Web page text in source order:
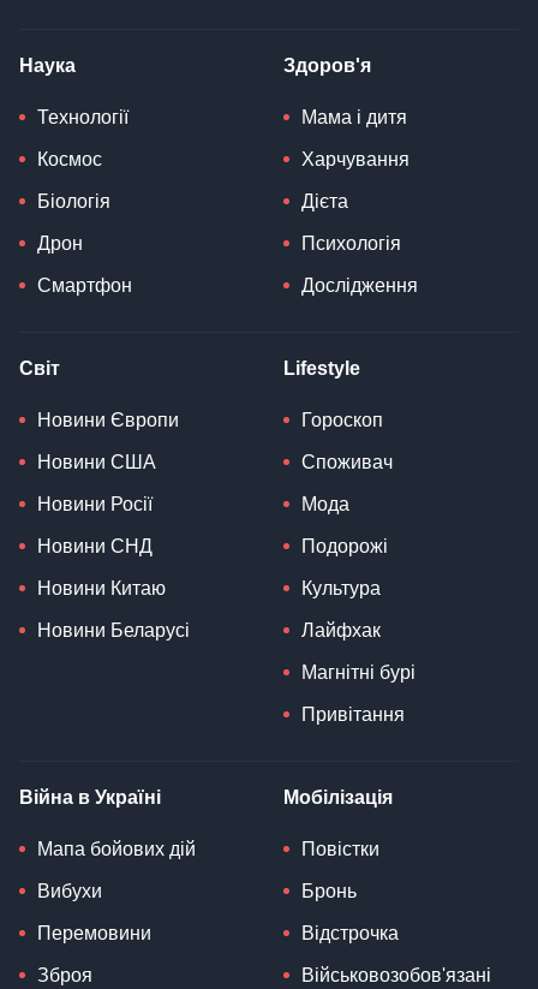
Наука
Технології
Космос
Біологія
Дрон
Смартфон
Здоров'я
Мама і дитя
Харчування
Дієта
Психологія
Дослідження
Світ
Новини Європи
Новини США
Новини Росії
Новини СНД
Новини Китаю
Новини Беларусі
Lifestyle
Гороскоп
Споживач
Мода
Подорожі
Культура
Лайфхак
Магнітні бурі
Привітання
Війна в Україні
Мапа бойових дій
Вибухи
Перемовини
Зброя
Мобілізація
Повістки
Бронь
Відстрочка
Військовозобов'язані